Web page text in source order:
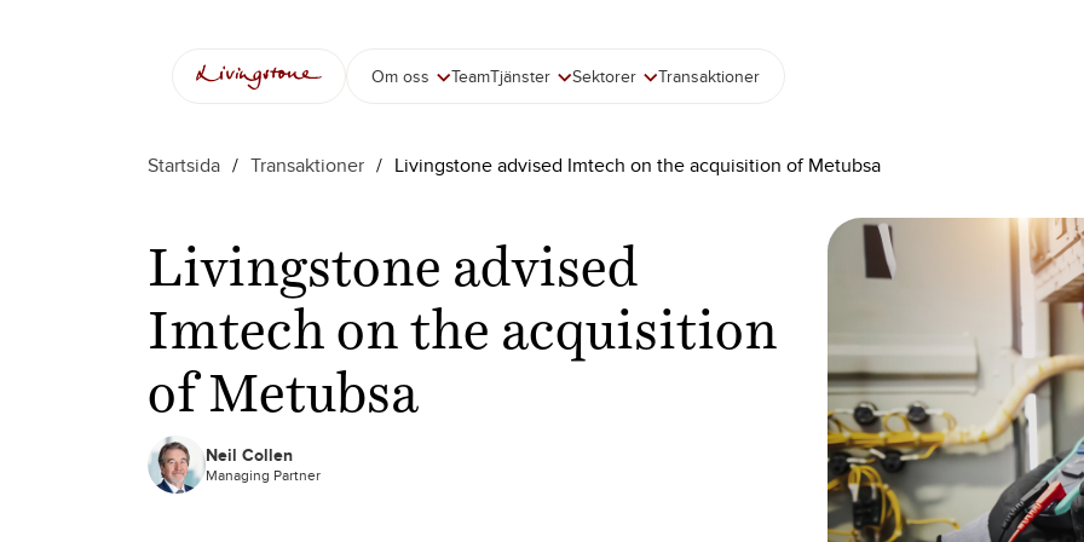
Om oss TeamTjänster Sektorer Transaktioner
Startsida / Transaktioner / Livingstone advised Imtech on the acquisition of Metubsa
Livingstone advised
Imtech on the acquisition
of Metubsa
Neil Collen
Managing Partner